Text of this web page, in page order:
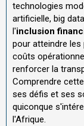
technologies
artificielle, big
l'inclusion
pour atteindre les
coûts
renforcer la
Comprendre
ses défis et ses
quiconque
l'Afrique.